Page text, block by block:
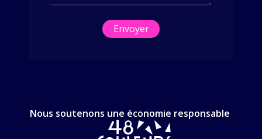
Envoyer
Nous soutenons une économie responsable